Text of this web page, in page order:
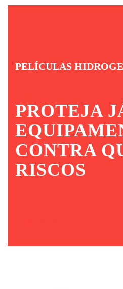
PELÍCULAS
PROTEJA
CONTRA
RISCOS